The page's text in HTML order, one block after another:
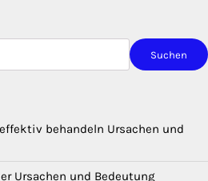
Suchen
behandeln Ursachen und
Ursachen und Bedeutung